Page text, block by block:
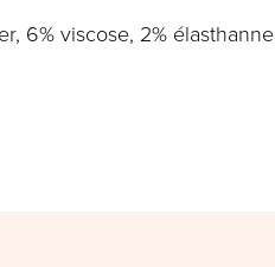
6% viscose, 2% élasthanne